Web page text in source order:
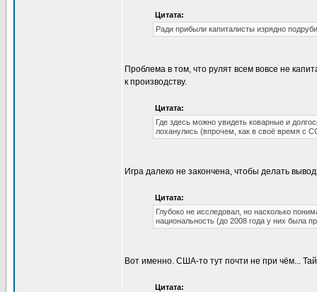
Цитата:
Ради прибыли капиталисты изрядно
Проблема в том, что рулят всем вовсе не
к производству.
Цитата:
Где здесь можно увидеть коварные и
лоханулись (впрочем, как в своё время с
Игра далеко не закончена, чтобы делать
Цитата:
Глубоко не исследовал, но насколько
национальность (до 2008 года у них была
Вот именно. США-то тут почти не при чём...
Цитата: